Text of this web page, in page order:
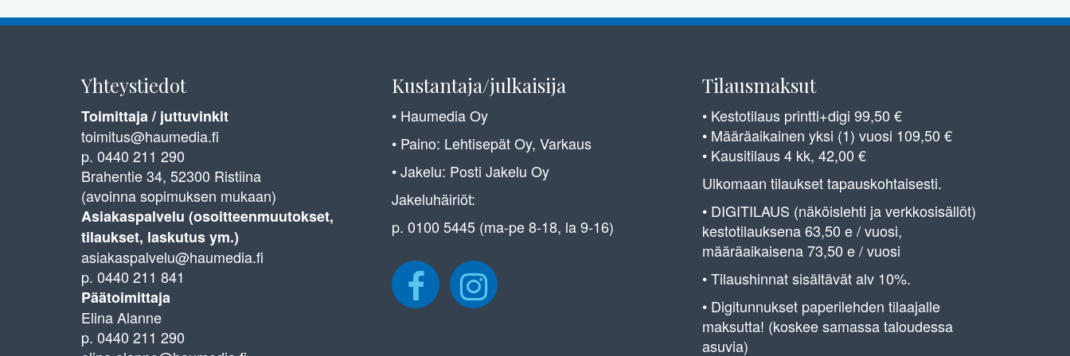
Yhteystiedot
Toimittaja / juttuvinkit
toimitus@haumedia.fi
p. 0440 211 290
Brahentie 34, 52300 Ristiina
(avoinna sopimuksen mukaan)
Asiakaspalvelu (osoitteenmuutokset,
tilaukset, laskutus ym.)
asiakaspalvelu@haumedia.fi
p. 0440 211 841
Päätoimittaja
Elina Alanne
p. 0440 211 290
Kustantaja/julkaisija
• Haumedia Oy
• Paino: Lehtisepät Oy, Varkaus
• Jakelu: Posti Jakelu Oy
Jakeluhäiriöt:
p. 0100 5445 (ma-pe 8-18, la 9-16)
Tilausmaksut
• Kestotilaus printti+digi 99,50 €
• Määräaikainen yksi (1) vuosi 109,50 €
• Kausitilaus 4 kk, 42,00 €
Ulkomaan tilaukset tapauskohtaisesti.
• DIGITILAUS (näköislehti ja verkkosisällöt)
kestotilauksena 63,50 e / vuosi,
määräaikaisena 73,50 e / vuosi
• Tilaushinnat sisältävät alv 10%.
• Digitunnukset paperilehden tilaajalle
maksutta! (koskee samassa taloudessa
asuvia)